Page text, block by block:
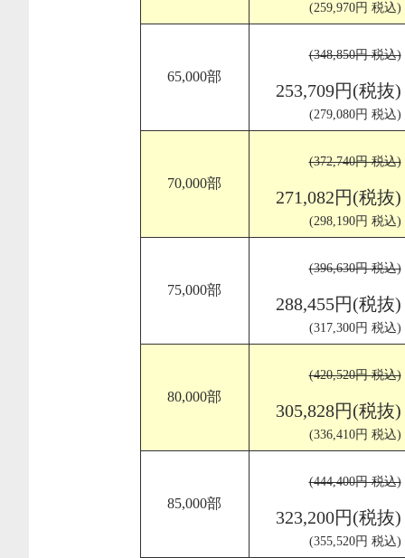
(259,970円 税込)
65,000部
(348,850円 税込)
253,709円(税抜)
(279,080円 税込)
70,000部
(372,740円 税込)
271,082円(税抜)
(298,190円 税込)
75,000部
(396,630円 税込)
288,455円(税抜)
(317,300円 税込)
80,000部
(420,520円 税込)
305,828円(税抜)
(336,410円 税込)
85,000部
(444,400円 税込)
323,200円(税抜)
(355,520円 税込)